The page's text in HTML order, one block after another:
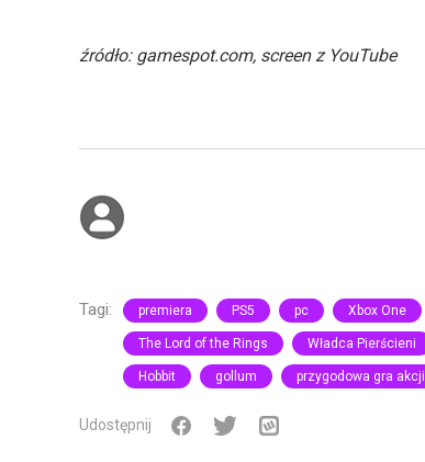
źródło: gamespot.com, screen z YouTube
Tagi: premiera PS5 pc Xbox One
The Lord of the Rings Władca Pierścieni
Hobbit gollum przygodowa gra akcji
Udostępnij